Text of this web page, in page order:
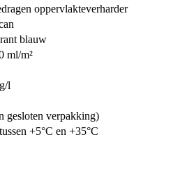
oppervlakteverharder
blauw
ml/m²
l
gesloten verpakking)
+5°C en +35°C